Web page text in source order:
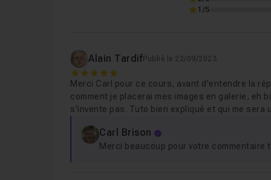
Leçon 8
Leçon 9 Présentation de la série Dev.
1/5
Alain TardifPublié le 22/09/2023
5
Merci Carl pour ce cours, avant d'entendre la
comment je placerai mes images en galerie, eh
s'invente pas. Tuto bien expliqué et qui me
Carl Brison
Merci beaucoup pour votre commentaire